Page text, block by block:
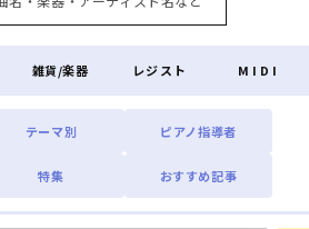
ロ
グ
イ
ン
テーマ別 ピアノ指導者
特集 おすすめ記事
雑貨/楽器 レジスト MIDI